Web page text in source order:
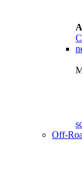
Off-